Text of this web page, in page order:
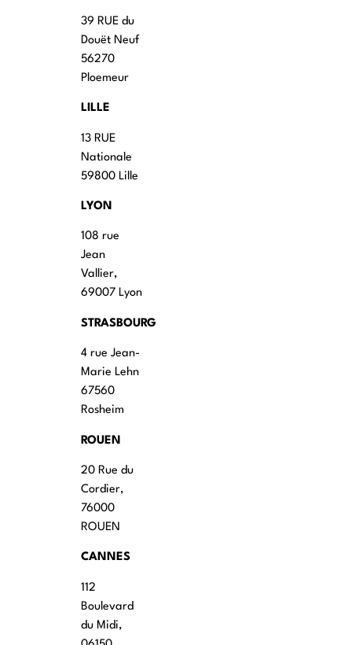
39 RUE du
Douët Neuf
56270
Ploemeur
LILLE
13 RUE
Nationale
59800 Lille
LYON
108 rue
Jean
Vallier,
69007 Lyon
STRASBOURG
4 rue Jean-
Marie Lehn
67560
Rosheim
ROUEN
20 Rue du
Cordier,
76000
ROUEN
CANNES
112
Boulevard
du Midi,